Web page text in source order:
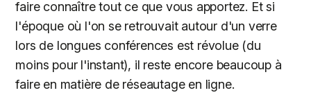
faire connaître tout ce que vous apportez. Et si
l'époque où l'on se retrouvait autour d'un verre
lors de longues conférences est révolue (du
moins pour l'instant), il reste encore beaucoup à
faire en matière de réseautage en ligne.